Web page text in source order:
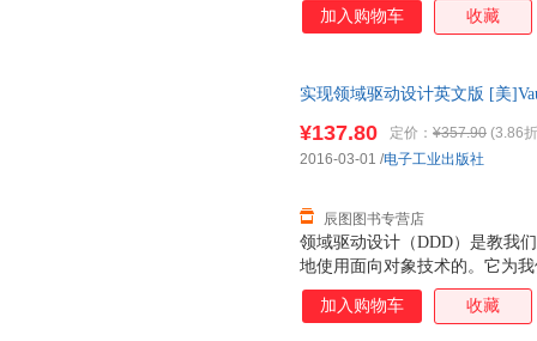
加入购物车 收藏
实现领域驱动设计英文版 [美
领域驱动设计（DDD）是教我
地使用面向对象技术的。它为
发者留下了一大难题：如何将
《实现领域驱动设计》为我们
¥137.80 定价： ¥357.90 (3.86
辰图图书专营店
2016-03-01 /电子工业出版社
加入购物车 收藏